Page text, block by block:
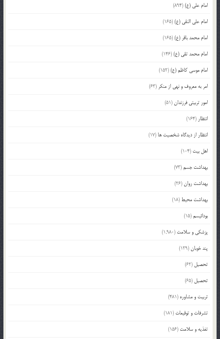
امام علی (ع)(894)
امام علی النقی (ع)(165)
امام محمد باقر (ع)(165)
امام محمد تقی (ع)(146)
امام موسی کاظم (ع)(152)
امر به معروف و نهی از منکر (63)
امور تربیتی فرزندان(51)
انتظار (164)
انتظار از دیدگاه شخصیت ها (17)
اهل بیت (104)
بهداشت جسم(73)
بهداشت روان(26)
بهداشت محیط (18)
بودائیسم(15)
پزشکی و سلامت (1,980)
پند خوبان(129)
تحصیل (62)
تحصیل (65)
تربیت و مشاوره (481)
تشرفات و توقیعات (181)
تغذیه و سلامت (156)